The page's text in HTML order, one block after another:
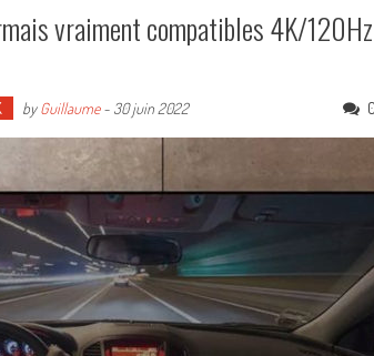
vraiment compatibles 4K/120Hz
byGuillaume- 30 juin 2022